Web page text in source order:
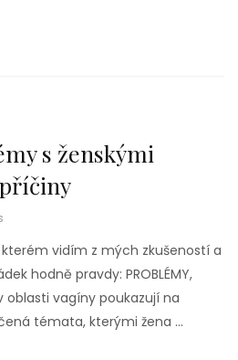
s ženskými
vidím z mých zkušeností a
hodně pravdy: PROBLÉMY,
v oblasti vagíny poukazují na
témata, kterými žena …